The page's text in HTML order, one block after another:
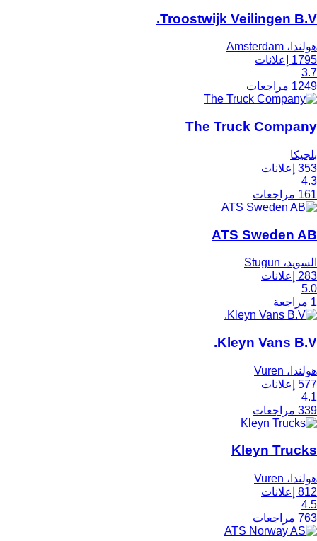
Troostwijk Veilingen B.V.
هولندا، Amsterdam
1795 إعلانات
3.7
1249 مراجعات
The Truck Company
بلجيكا
353 إعلانات
4.3
161 مراجعات
ATS Sweden AB
السويد، Stugun
283 إعلانات
5.0
1 مراجعة
Kleyn Vans B.V.
هولندا، Vuren
577 إعلانات
4.1
339 مراجعات
Kleyn Trucks
هولندا، Vuren
812 إعلانات
4.5
763 مراجعات